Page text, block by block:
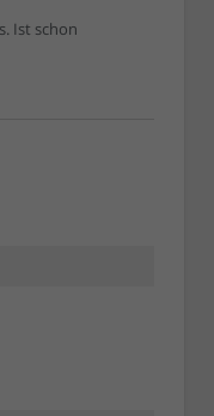
Ist schon